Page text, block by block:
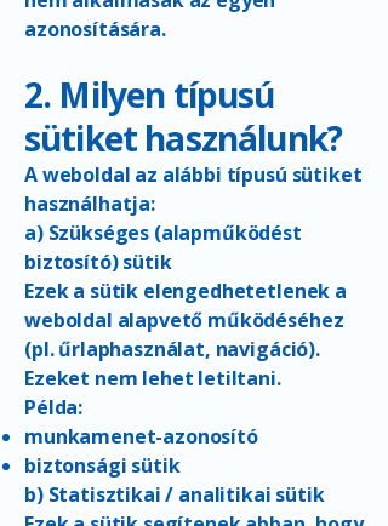
azonosítására.
2. Milyen típusú
sütiket használunk?
A weboldal az alábbi típusú sütiket
használhatja:
a) Szükséges (alapműködést
biztosító) sütik
Ezek a sütik elengedhetetlenek a
weboldal alapvető működéséhez
(pl. űrlaphasználat, navigáció).
Ezeket nem lehet letiltani.
Példa:
munkamenet-azonosító
biztonsági sütik
b) Statisztikai / analitikai sütik